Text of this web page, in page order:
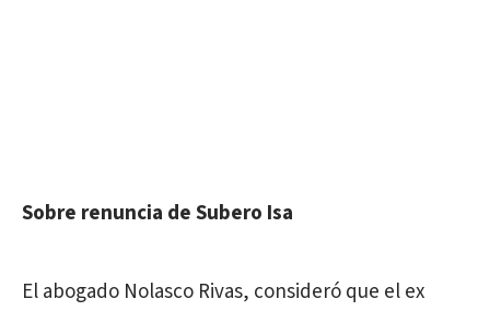
Sobre renuncia de Subero Isa
El abogado Nolasco Rivas, consideró que el ex